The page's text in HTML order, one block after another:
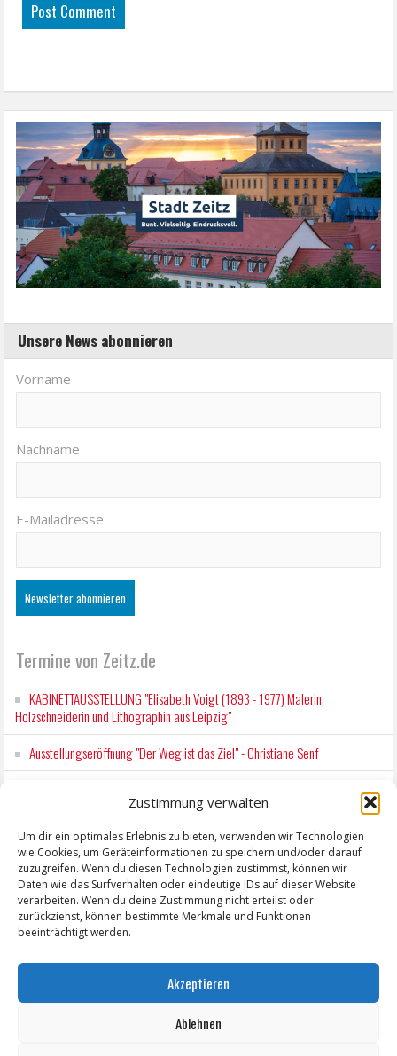
Zustimmung verwalten
Um dir ein optimales Erlebnis zu bieten, verwenden wir Technologien
wie Cookies, um Geräteinformationen zu speichern und/oder darauf
zuzugreifen. Wenn du diesen Technologien zustimmst, können wir
Daten wie das Surfverhalten oder eindeutige IDs auf dieser Website
verarbeiten. Wenn du deine Zustimmung nicht erteilst oder
zurückziehst, können bestimmte Merkmale und Funktionen
beeinträchtigt werden.
Akzeptieren
Ablehnen
Unsere News abonnieren
Vorname
Nachname
E-Mailadresse
Termine von Zeitz.de
KABINETTAUSSTELLUNG "Elisabeth Voigt (1893 - 1977) Malerin.
Holzschneiderin und Lithographin aus Leipzig"
Ausstellungseröffnung "Der Weg ist das Ziel" - Christiane Senf
Kunstfest Zeitz